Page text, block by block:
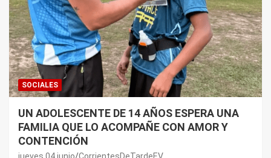
SOCIALES
UN ADOLESCENTE DE 14 AÑOS ESPERA UNA
FAMILIA QUE LO ACOMPAÑE CON AMOR Y
CONTENCIÓN